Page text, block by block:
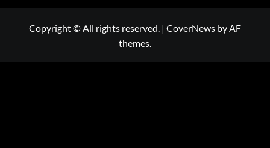
Copyright © All rights reserved. | CoverNews by AF
themes.